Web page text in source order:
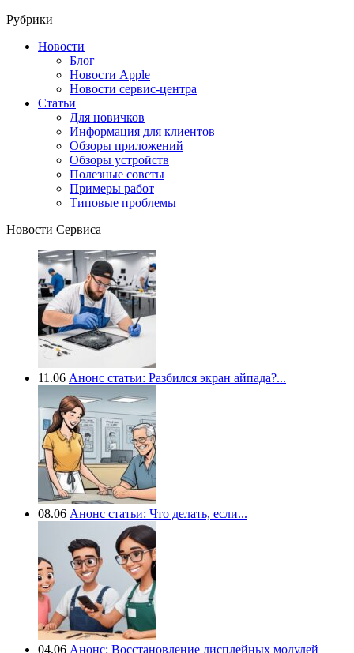
Рубрики
Новости
Блог
Новости Apple
Новости сервис-центра
Статьи
Для новичков
Информация для клиентов
Обзоры приложений
Обзоры устройств
Полезные советы
Примеры работ
Типовые проблемы
Новости Сервиса
11.06 Анонс статьи: Разбился экран айпада?...
08.06 Анонс статьи: Что делать, если...
04.06 Анонс: Восстановление дисплейных модулей